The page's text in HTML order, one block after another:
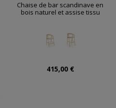
Chaise de bar scandinave en
bois naturel et assise tissu
415,00 €